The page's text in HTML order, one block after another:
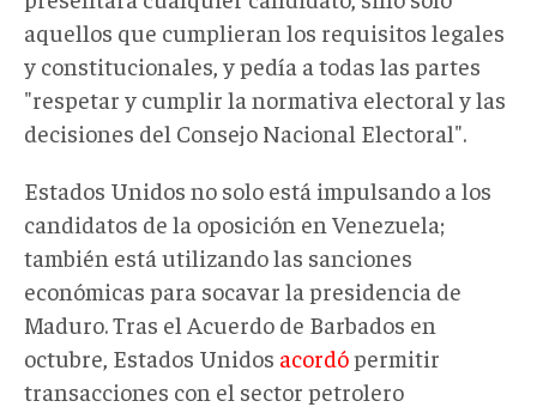
aquellos que cumplieran los requisitos legales
y constitucionales, y pedía a todas las partes
"respetar y cumplir la normativa electoral y las
decisiones del Consejo Nacional Electoral".
Estados Unidos no solo está impulsando a los
candidatos de la oposición en Venezuela;
también está utilizando las sanciones
económicas para socavar la presidencia de
Maduro. Tras el Acuerdo de Barbados en
octubre, Estados Unidos acordópermitir
transacciones con el sector petrolero